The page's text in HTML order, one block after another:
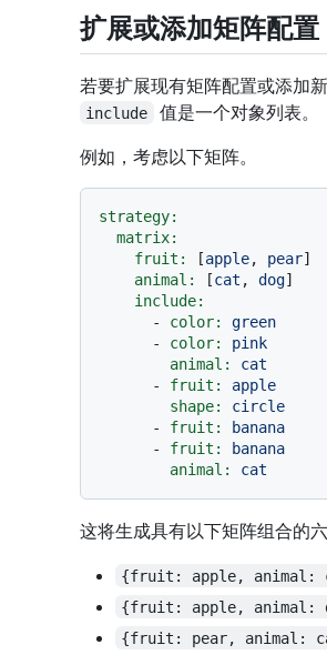
扩展或添加矩阵配置
若要扩展现有矩阵配置或添加
include
值是一个对象列表。
例如，考虑以下矩阵。
strategy:
matrix:
fruit:
[apple, pear]
animal:
[cat , dog]
include:
-
color:
green
-
color:
pink
animal:
cat
-
fruit:
apple
shape:
circle
-
fruit:
banana
-
fruit:
banana
animal:
cat
这将生成具有以下矩阵组合的六
{fruit: apple, animal:
{fruit: apple, animal:
{fruit: pear, animal: